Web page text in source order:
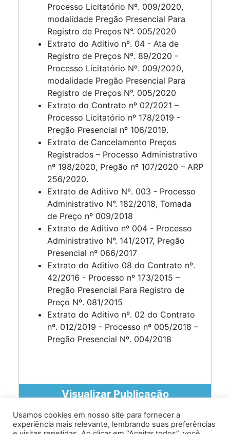
Processo Licitatório Nº. 009/2020,
modalidade Pregão Presencial Para
Registro de Preços N°. 005/2020
Extrato do Aditivo nº. 04 - Ata de
Registro de Preços Nº. 89/2020 -
Processo Licitatório Nº. 009/2020,
modalidade Pregão Presencial Para
Registro de Preços N°. 005/2020
Extrato do Contrato nº 02/2021 –
Processo Licitatório nº 178/2019 -
Pregão Presencial nº 106/2019.
Extrato de Cancelamento Preços
Registrados – Processo Administrativo
nº 198/2020, Pregão nº 107/2020 – ARP
256/2020.
Extrato de Aditivo Nº. 003 - Processo
Administrativo N°. 182/2018, Tomada
de Preço nº 009/2018
Extrato de Aditivo nº 004 - Processo
Administrativo N°. 141/2017, Pregão
Presencial nº 066/2017
Extrato do Aditivo 08 do Contrato nº.
42/2016 - Processo nº 173/2015 –
Pregão Presencial Para Registro de
Preço Nº. 081/2015
Extrato do Aditivo nº. 02 do Contrato
nº. 012/2019 - Processo nº 005/2018 –
Pregão Presencial Nº. 004/2018
Visualizar Publicação
Usamos cookies em nosso site para fornecer a
experiência mais relevante, lembrando suas preferências